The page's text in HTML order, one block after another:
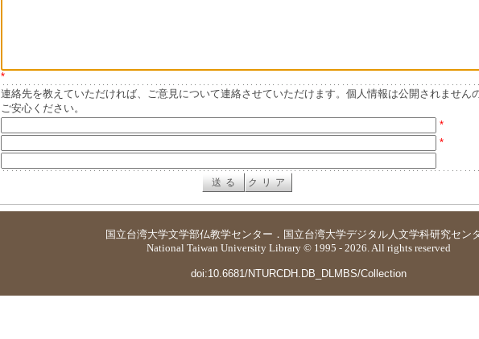
*
連絡先を教えていただければ、ご意見について連絡させていただけます。個人情報は公開されません
ご安心ください。
*
*
国立台湾大学文学部仏教学センター ． 国立台湾大学デジタル人文学科研究セン
National Taiwan University Library © 1995 - 2026. All rights reserved
doi:10.6681/NTURCDH.DB_DLMBS/Collection